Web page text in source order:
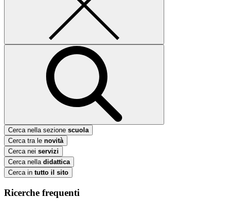
Cerca nella sezione scuola
Cerca tra le novità
Cerca nei servizi
Cerca nella didattica
Cerca in tutto il sito
Ricerche frequenti